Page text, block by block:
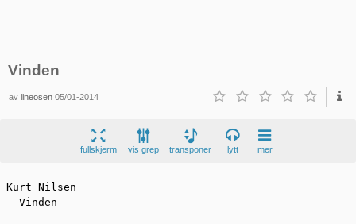
Vinden
avlineosen 05/01-2014
fullskjerm vis grep transponer lytt mer
Kurt Nilsen
- Vinden